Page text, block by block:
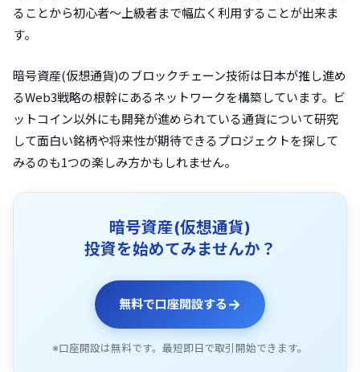
ることから初心者～上級者まで幅広く利用することが出来ま
す。
暗号資産(仮想通貨)のブロックチェーン技術は日本が推し進め
るWeb3戦略の根幹にあるネットワークを構築しています。ビ
ットコイン以外にも開発が進められている通貨について研究
して面白い銘柄や将来性が期待できるプロジェクトを探して
みるのも1つの楽しみ方かもしれません。
暗号資産(仮想通貨)
投資を始めてみませんか？
無料で口座開設する →
※口座開設は無料です。最短即日で取引開始できます。